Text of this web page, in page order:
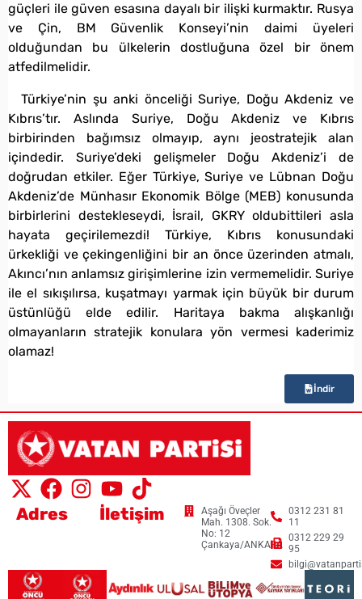
güçleri ile güven esasına dayalı bir ilişki kurmaktır. Rusya
ve Çin, BM Güvenlik Konseyi’nin daimi üyeleri
olduğundan bu ülkelerin dostluğuna özel bir önem
atfedilmelidir.
Türkiye’nin şu anki önceliği Suriye, Doğu Akdeniz ve
Kıbrıs’tır. Aslında Suriye, Doğu Akdeniz ve Kıbrıs
birbirinden bağımsız olmayıp, aynı jeostratejik alan
içindedir. Suriye’deki gelişmeler Doğu Akdeniz’i de
doğrudan etkiler. Eğer Türkiye, Suriye ve Lübnan Doğu
Akdeniz’de Münhasır Ekonomik Bölge (MEB) konusunda
birbirlerini destekleseydi, İsrail, GKRY oldubittileri asla
hayata geçirilemezdi! Türkiye, Kıbrıs konusundaki
ürkekliği ve çekingenliğini bir an önce üzerinden atmalı,
Akıncı’nın anlamsız girişimlerine izin vermemelidir. Suriye
ile el sıkışılırsa, kuşatmayı yarmak için büyük bir durum
üstünlüğü elde edilir. Haritaya bakma alışkanlığı
olmayanların stratejik konulara yön vermesi kaderimiz
olamaz!
İndir
Adres
Aşağı Öveçler
Mah. 1308. Sok.
No: 12
Çankaya/ANKARA
İletişim
0312 231 81
11
0312 229 29
95